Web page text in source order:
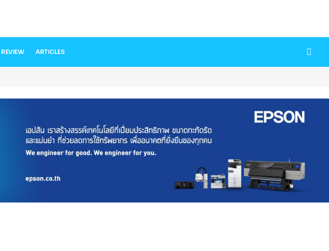
REVIEW ARTICLES